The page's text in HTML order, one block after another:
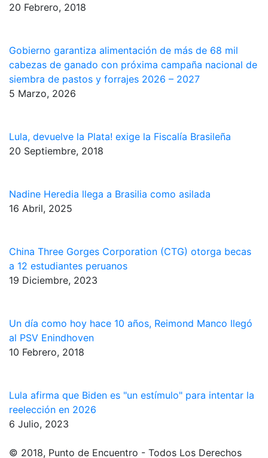
20 Febrero, 2018
Gobierno garantiza alimentación de más de 68 mil
cabezas de ganado con próxima campaña nacional de
siembra de pastos y forrajes 2026 – 2027
5 Marzo, 2026
Lula, devuelve la Plata! exige la Fiscalía Brasileña
20 Septiembre, 2018
Nadine Heredia llega a Brasilia como asilada
16 Abril, 2025
China Three Gorges Corporation (CTG) otorga becas
a 12 estudiantes peruanos
19 Diciembre, 2023
Un día como hoy hace 10 años, Reimond Manco llegó
al PSV Enindhoven
10 Febrero, 2018
Lula afirma que Biden es "un estímulo" para intentar la
reelección en 2026
6 Julio, 2023
© 2018, Punto de Encuentro - Todos Los Derechos